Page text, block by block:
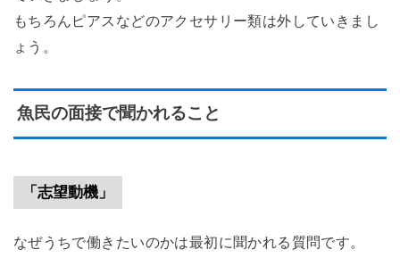
もちろんピアスなどのアクセサリー類は外していきまし
ょう。
魚民の面接で聞かれること
「志望動機」
なぜうちで働きたいのかは最初に聞かれる質問です。